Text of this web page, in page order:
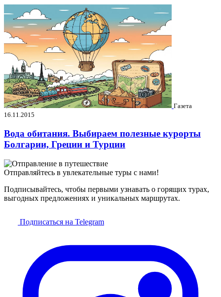
Газета
16.11.2015
Вода обитания. Выбираем полезные курорты
Болгарии, Греции и Турции
Отправляйтесь в увлекательные туры с нами!
Подписывайтесь, чтобы первыми узнавать о горящих турах,
выгодных предложениях и уникальных маршрутах.
Подписаться на Telegram